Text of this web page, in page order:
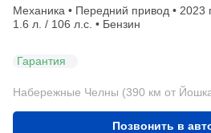
Механика • Передний привод • 2023
1.6 л. / 106 л.с. • Бензин
Гарантия
Набережные Челны (390 км от
Позвонить в